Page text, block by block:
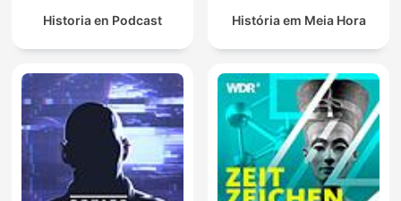
Historia en Podcast História em Meia Hora